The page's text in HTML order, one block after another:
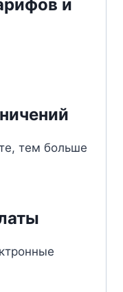
и
тем больше